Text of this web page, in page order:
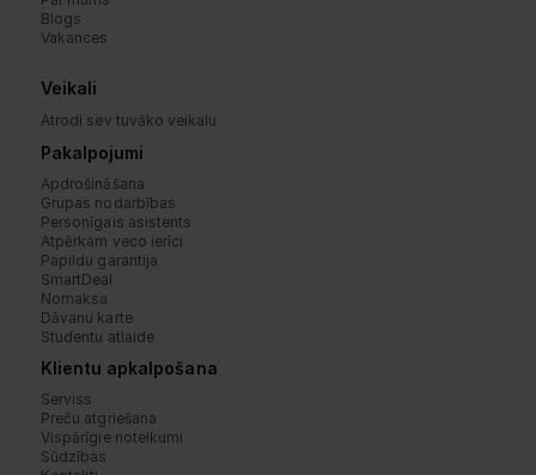
Blogs
Vakances
Veikali
Atrodi sev tuvāko veikalu
Pakalpojumi
Apdrošināšana
Grupas nodarbības
Personīgais asistents
Atpērkam veco ierīci
Papildu garantija
SmartDeal
Nomaksa
Dāvanu karte
Studentu atlaide
Klientu apkalpošana
Serviss
Preču atgriešana
Vispārīgie noteikumi
Sūdzības